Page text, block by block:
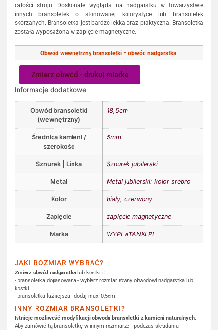
całości stroju. Doskonale wygląda na nadgarstku w towarzystwie
innych bransoletek o stonowanej kolorystyce lub bransoletek
skórzanych. Bransoletka jest bardzo lekka oraz praktyczna. Bransoletka
została wyposażona w zapięcie magnetyczne.
Obwód wewnętrzny bransoletki = obwód nadgarstka.
Zmierz obwód - drukuj miarkę
Informacje dodatkowe
Obwód bransoletki
(wewnętrzny)
18,5cm
Średnica kamieni /
szerokość
5mm
Sznurek | Linka Sznurek jubilerski
Metal Metal jubilerski: kolor srebro
Kolor biały, czerwony
Zapięcie zapięcie magnetyczne
Marka WYPLATANKI.PL
JAKI ROZMIAR WYBRAĆ?
Zmierz obwód nadgarstkalub kostki i:
- bransoletka dopasowana - wybierz rozmiar równy obwodowi nadgarstka lub
kostki.
- bransoletka luźniejsza - dodaj max. 0,5cm.
INNY ROZMIAR BRANSOLETKI?
Istnieje możliwość modyfikacji obwodu bransoletki z kamieni naturalnych.
Aby zamówić tą bransoletkę w innym rozmiarze - podczas składania